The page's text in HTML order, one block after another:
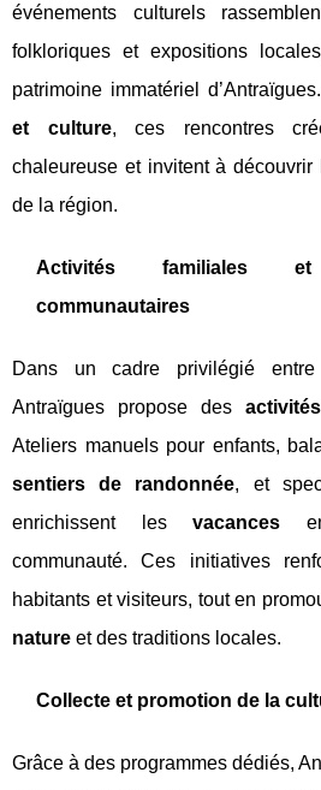
événements culturels
folkloriques et expositions
patrimoine immatériel
et culture, ces rencontres
chaleureuse et invitent à
de la région.
Activités familiales et
communautaires
Dans un cadre privilégié
Antraïgues propose des
Ateliers manuels pour enfants,
sentiers de randonnée, et
enrichissent lesvacances
communauté. Ces initiatives
habitants et visiteurs, tout en
nature et des traditions locales.
Collecte et promotion de la
Grâce à des programmes dédiés,